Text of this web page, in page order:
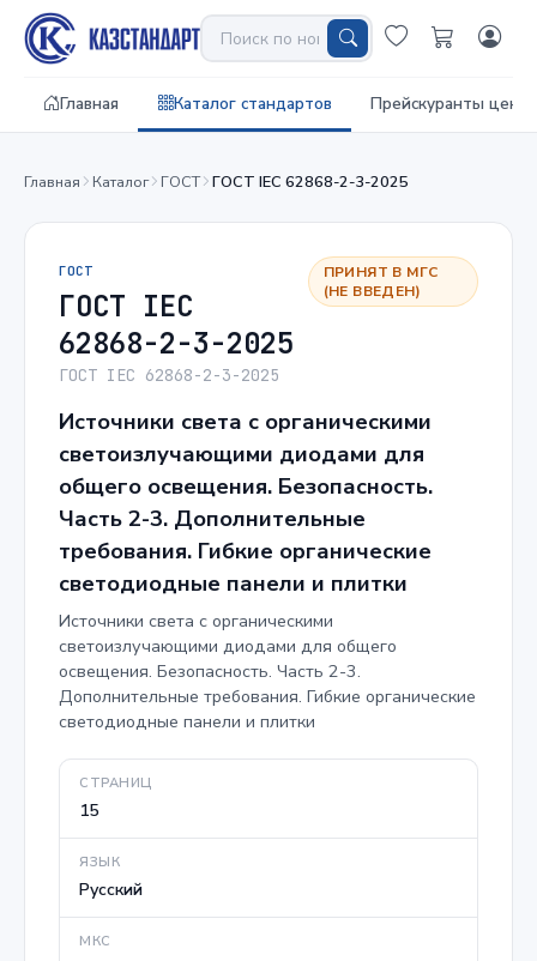
Главная Каталог стандартов Прейскуранты цен
Главная Каталог ГОСТ ГОСТ IEC 62868-2-3-2025
ГОСТ
ГОСТ IEC
62868-2-3-2025
ГОСТ IEC 62868-2-3-2025
ПРИНЯТ В МГС
(НЕ ВВЕДЕН)
Источники света с органическими
светоизлучающими диодами для
общего освещения. Безопасность.
Часть 2-3. Дополнительные
требования. Гибкие органические
светодиодные панели и плитки
Источники света с органическими
светоизлучающими диодами для общего
освещения. Безопасность. Часть 2-3.
Дополнительные требования. Гибкие органические
светодиодные панели и плитки
СТРАНИЦ
15
ЯЗЫК
Русский
МКС